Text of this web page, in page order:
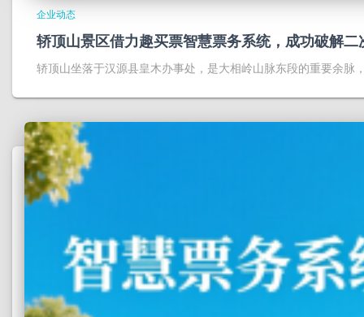
企业动态
轿顶山景区借力趣买票智慧票务系统，成功破解
轿顶山坐落于汉源县皇木办事处，是大相岭山脉东段的重要余脉